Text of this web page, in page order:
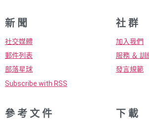
新 聞
社交媒體
郵件列表
部落星球
Subscribe with RSS
社 群
加入我們
服務 ＆ 訓
發言規範
參 考 文 件 下 載